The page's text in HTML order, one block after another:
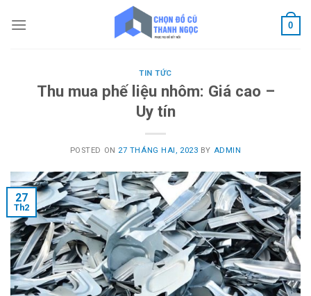
0
TIN TỨC
Thu mua phế liệu nhôm: Giá cao –
Uy tín
POSTED ON 27 THÁNG HAI, 2023 BY ADMIN
27
Th2